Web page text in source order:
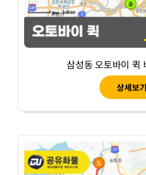
삼성동 오토바이 퀵
상세보기